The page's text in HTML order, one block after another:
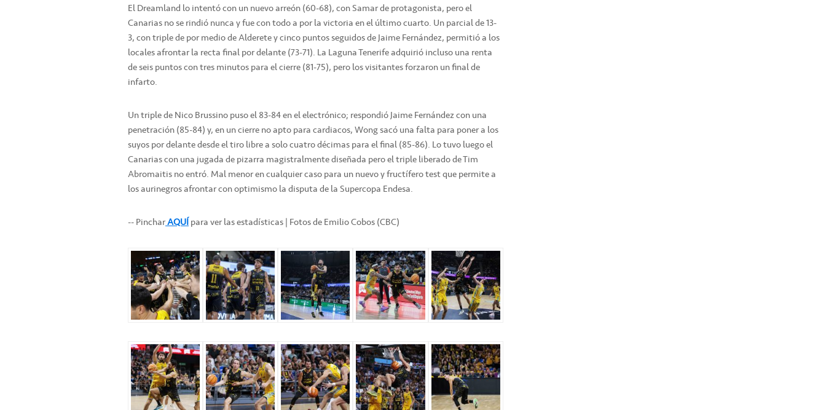
El Dreamland lo intentó con un nuevo arreón (60-68), con Samar de protagonista, pero el
Canarias no se rindió nunca y fue con todo a por la victoria en el último cuarto. Un parcial de 13-
3, con triple de por medio de Alderete y cinco puntos seguidos de Jaime Fernández, permitió a los
locales afrontar la recta final por delante (73-71). La Laguna Tenerife adquirió incluso una renta
de seis puntos con tres minutos para el cierre (81-75), pero los visitantes forzaron un final de
infarto.
Un triple de Nico Brussino puso el 83-84 en el electrónico; respondió Jaime Fernández con una
penetración (85-84) y, en un cierre no apto para cardiacos, Wong sacó una falta para poner a los
suyos por delante desde el tiro libre a solo cuatro décimas para el final (85-86). Lo tuvo luego el
Canarias con una jugada de pizarra magistralmente diseñada pero el triple liberado de Tim
Abromaitis no entró. Mal menor en cualquier caso para un nuevo y fructífero test que permite a
los aurinegros afrontar con optimismo la disputa de la Supercopa Endesa.
-- PincharAQUÍpara ver las estadísticas | Fotos de Emilio Cobos (CBC)